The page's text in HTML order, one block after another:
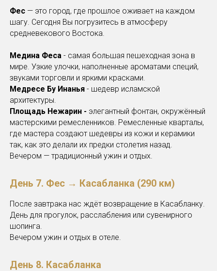
Фес — это город, где прошлое оживает на каждом
шагу. Сегодня Вы погрузитесь в атмосферу
средневекового Востока.
Медина Феса - самая большая пешеходная зона в
мире. Узкие улочки, наполненные ароматами специй,
звуками торговли и яркими красками.
Медресе Бу Инанья - шедевр исламской
архитектуры.
Площадь Нежарин - элегантный фонтан, окружённый
мастерскими ремесленников. Ремесленные кварталы,
где мастера создают шедевры из кожи и керамики
так, как это делали их предки столетия назад.
Вечером — традиционный ужин и отдых.
День 7. Фес → Касабланка (290 км)
После завтрака нас ждёт возвращение в Касабланку.
День для прогулок, расслабления или сувенирного
шопинга.
Вечером ужин и отдых в отеле.
День 8. Касабланка